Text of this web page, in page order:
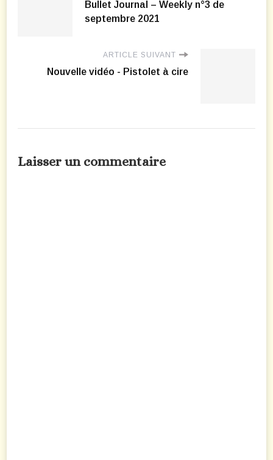
Bullet Journal – Weekly n°3 de
septembre 2021
ARTICLE SUIVANT
Nouvelle vidéo - Pistolet à cire
Laisser un commentaire